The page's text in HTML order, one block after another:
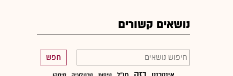
נושאים קשורים
חפש